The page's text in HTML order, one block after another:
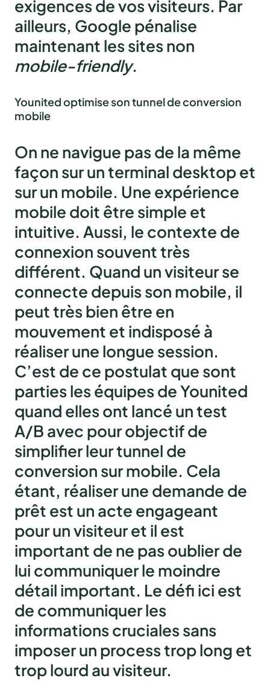
exigences de vos visiteurs. Par
ailleurs, Google pénalise
maintenant les sites non
mobile-friendly.
Younited optimise son tunnel de conversion
mobile
On ne navigue pas de la même
façon sur un terminal desktop et
sur un mobile. Une expérience
mobile doit être simple et
intuitive. Aussi, le contexte de
connexion souvent très
différent. Quand un visiteur se
connecte depuis son mobile, il
peut très bien être en
mouvement et indisposé à
réaliser une longue session.
C’est de ce postulat que sont
parties les équipes de Younited
quand elles ont lancé un test
A/B avec pour objectif de
simplifier leur tunnel de
conversion sur mobile. Cela
étant, réaliser une demande de
prêt est un acte engageant
pour un visiteur et il est
important de ne pas oublier de
lui communiquer le moindre
détail important. Le défi ici est
de communiquer les
informations cruciales sans
imposer un process trop long et
trop lourd au visiteur.